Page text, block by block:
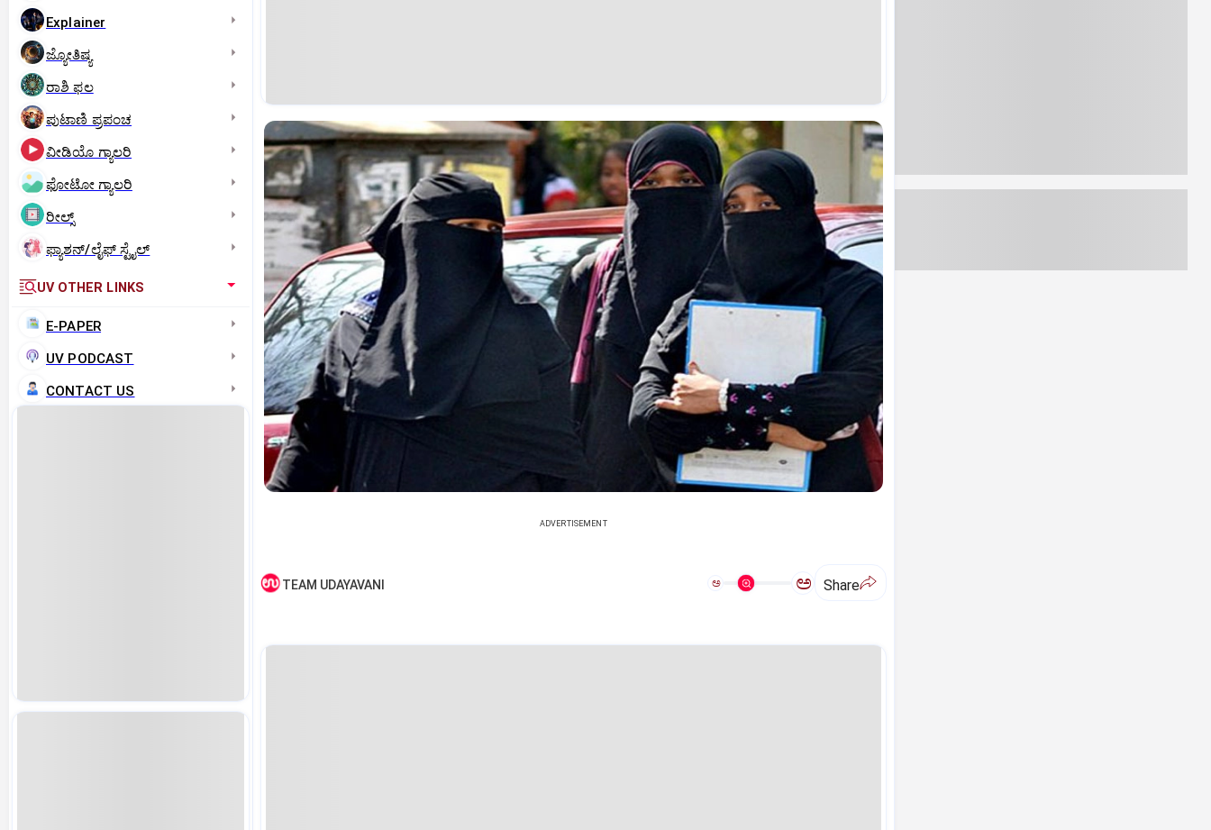
Explainer
ಜ್ಯೋತಿಷ್ಯ
ರಾಶಿ ಫಲ
ಪುಟಾಣಿ ಪ್ರಪಂಚ
ವೀಡಿಯೊ ಗ್ಯಾಲರಿ
ಫೋಟೋ ಗ್ಯಾಲರಿ
ರೀಲ್ಸ್
ಫ್ಯಾಶನ್/ಲೈಫ್‌ ಸ್ಟೈಲ್
UV OTHER LINKS
E-PAPER
UV PODCAST
CONTACT US
ADVERTISEMENT
TEAM UDAYAVANI ಅ ಅ Share